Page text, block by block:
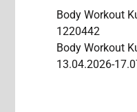
Body Workout
1220442
Body Workout
13.04.2026-